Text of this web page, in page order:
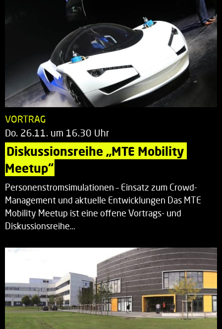
VORTRAG
Do. 26.11. um 16.30 Uhr
Diskussionsreihe „MTE Mobility
Meetup“
Personenstromsimulationen – Einsatz zum Crowd-
Management und aktuelle Entwicklungen Das MTE
Mobility Meetup ist eine offene Vortrags- und
Diskussionsreihe…